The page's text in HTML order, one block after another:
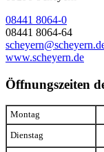
08441 8064-0
08441 8064-64
www.scheyern.de
Öffnungszeiten
Montag
Dienstag